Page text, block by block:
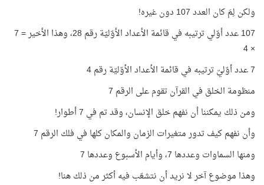
ولكن لِمَ كان العدد 107 دون غيره!
107 عدد أوّلي ترتيبه في قائمة الأعداد الأوّليّة رقم 28، وهذا الأخير = 7
× 4
7 عدد أوّليّ ترتيبه في قائمة الأعداد الأوّليّة رقم 4
منظومة الخلق في القرآن تقوم على الرقم 7
ومن ذلك يمكننا أن نفهم خلق الإنسان، وقد تم في 7 أطوار!
وأن نفهم كيف تدور متغيرات الزمان والمكان كلها في فلك الرقم 7
ومنها السماوات وعددها 7، وأيام الأسبوع وعددها 7
وهذا موضوع آخر لا نريد أن نتشعّب فيه أكثر من ذلك هنا!